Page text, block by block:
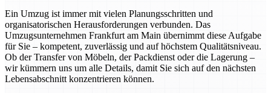
Ein Umzug ist immer mit vielen Planungsschritten und
organisatorischen Herausforderungen verbunden. Das
Umzugsunternehmen Frankfurt am Main übernimmt diese Aufgabe
für Sie – kompetent, zuverlässig und auf höchstem Qualitätsniveau.
Ob der Transfer von Möbeln, der Packdienst oder die Lagerung –
wir kümmern uns um alle Details, damit Sie sich auf den nächsten
Lebensabschnitt konzentrieren können.